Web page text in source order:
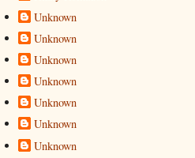
Unknown
Unknown
Unknown
Unknown
Unknown
Unknown
Unknown